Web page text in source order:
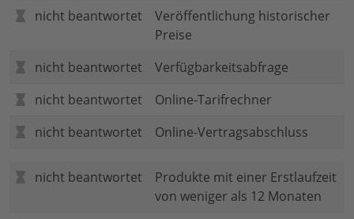
nicht beantwortet
Veröffentlichung historischer
Preise
nicht beantwortet
Verfügbarkeitsabfrage
nicht beantwortet
Online-Tarifrechner
nicht beantwortet
Online-Vertragsabschluss
nicht beantwortet
Produkte mit einer Erstlaufzeit
von weniger als 12 Monaten